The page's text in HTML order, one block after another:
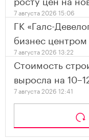
7 августа 2026 15:06
ГК «Галс-
бизнес
7 августа 2026 13:22
Стоимость
выросла на
7 августа 2026 12:41